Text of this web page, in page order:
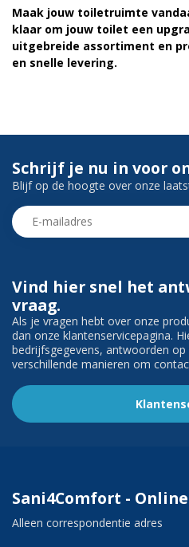
Maak jouw toiletruimte
klaar om jouw toilet een
uitgebreide assortiment en
en snelle levering.
Vind hier snel het
vraag.
Als je vragen hebt over onze
dan onze klantenservicepagina.
bedrijfsgegevens, antwoorden op
verschillende manieren om
Schrijf je nu in voor
Blijf op de hoogte over onze
Sani4Comfort -
Alleen correspondentie adres